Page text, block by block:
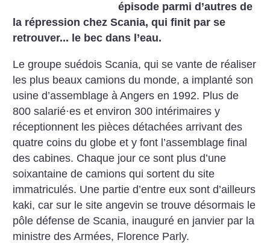
épisode parmi d’autres de
la répression chez Scania, qui finit par se
retrouver... le bec dans l’eau.
Le groupe suédois Scania, qui se vante de réaliser
les plus beaux camions du monde, a implanté son
usine d’assemblage à Angers en 1992. Plus de
800 salarié·es et environ 300 intérimaires y
réceptionnent les pièces détachées arrivant des
quatre coins du globe et y font l’assemblage final
des cabines. Chaque jour ce sont plus d’une
soixantaine de camions qui sortent du site
immatriculés. Une partie d’entre eux sont d’ailleurs
kaki, car sur le site angevin se trouve désormais le
pôle défense de Scania, inauguré en janvier par la
ministre des Armées, Florence Parly.